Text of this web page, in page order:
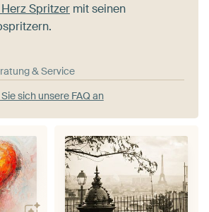
Spritzer mit seinen
& Service
sich unsere FAQ an